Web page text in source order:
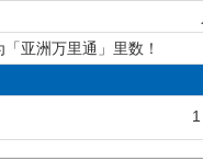
亚洲万里通」里数！
1